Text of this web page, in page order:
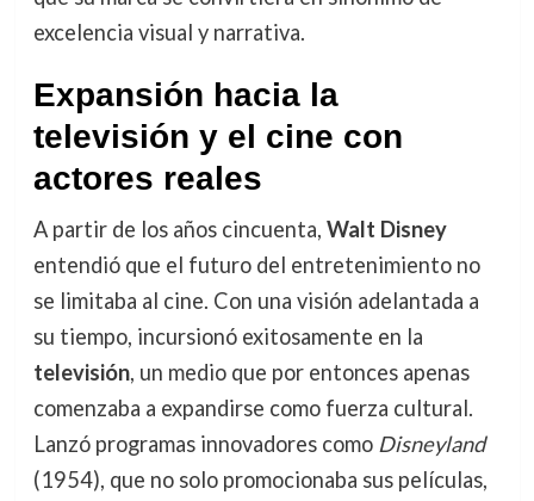
excelencia visual y narrativa.
Expansión hacia la
televisión y el cine con
actores reales
A partir de los años cincuenta, Walt Disney
entendió que el futuro del entretenimiento no
se limitaba al cine. Con una visión adelantada a
su tiempo, incursionó exitosamente en la
televisión, un medio que por entonces apenas
comenzaba a expandirse como fuerza cultural.
Lanzó programas innovadores como Disneyland
(1954), que no solo promocionaba sus películas,